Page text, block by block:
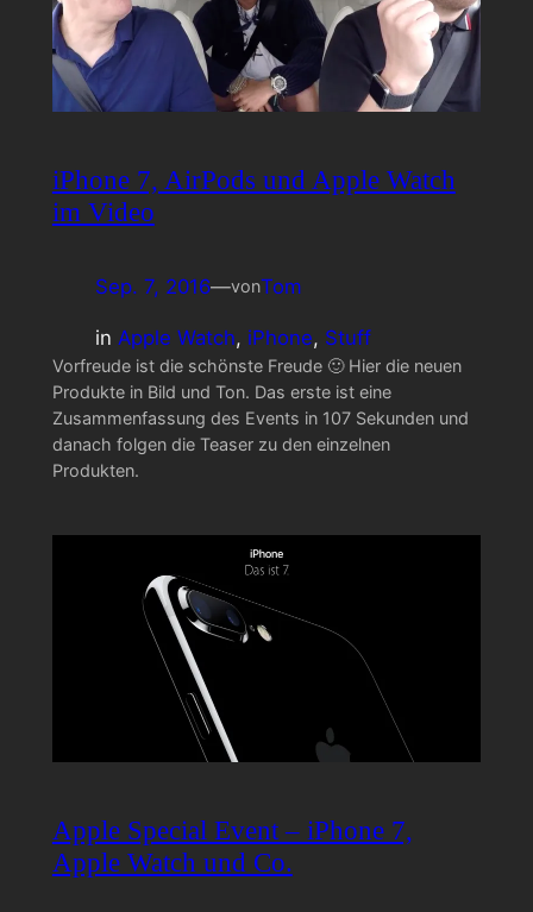
iPhone 7, AirPods und Apple Watch
im Video
Sep. 7, 2016—vonTom
in Apple Watch, iPhone, Stuff
Vorfreude ist die schönste Freude 🙂 Hier die neuen
Produkte in Bild und Ton. Das erste ist eine
Zusammenfassung des Events in 107 Sekunden und
danach folgen die Teaser zu den einzelnen
Produkten.
Apple Special Event – iPhone 7,
Apple Watch und Co.